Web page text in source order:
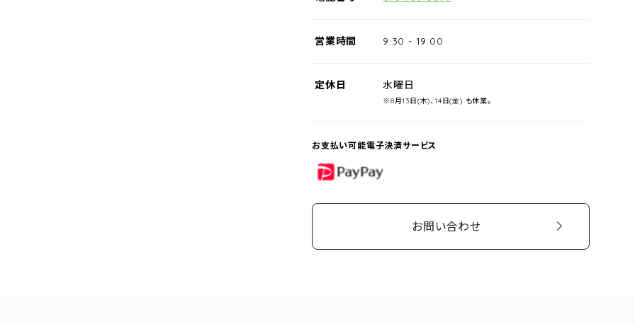
営業時間 9:30 - 19:00
定休日 水曜日
※8月13日(木)、14日(金) も休業。
お支払い可能電子決済サービス
PayPay
お問い合わせ